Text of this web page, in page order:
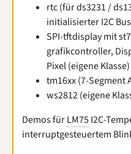
rtc (für ds3231 /
initialisierter I2C
SPI-tftdisplay mit
grafikcontroller,
Pixel (eigene Klasse)
tm16xx (7-Segment
ws2812 (eigene
Demos fürLM75I2C-
interruptgesteuertem